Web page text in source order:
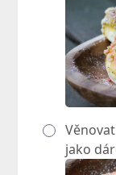
jako